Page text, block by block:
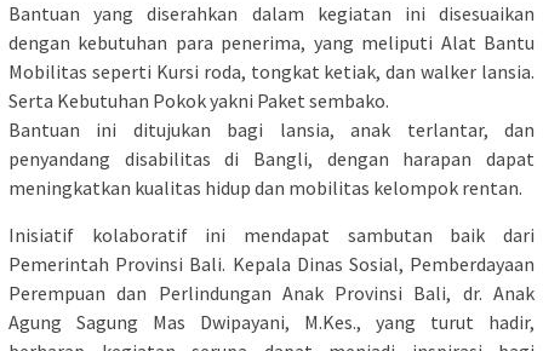
Bantuan yang diserahkan dalam kegiatan ini disesuaikan
dengan kebutuhan para penerima, yang meliputi Alat Bantu
Mobilitas seperti Kursi roda, tongkat ketiak, dan walker lansia.
Serta Kebutuhan Pokok yakni Paket sembako.
Bantuan ini ditujukan bagi lansia, anak terlantar, dan
penyandang disabilitas di Bangli, dengan harapan dapat
meningkatkan kualitas hidup dan mobilitas kelompok rentan.
Inisiatif kolaboratif ini mendapat sambutan baik dari
Pemerintah Provinsi Bali. Kepala Dinas Sosial, Pemberdayaan
Perempuan dan Perlindungan Anak Provinsi Bali, dr. Anak
Agung Sagung Mas Dwipayani, M.Kes., yang turut hadir,